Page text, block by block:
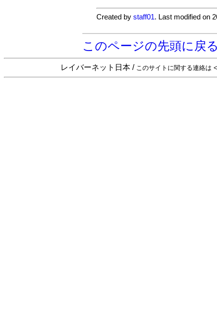
Created bystaff01. Last modified on
このページの先頭に戻
レイバーネット日本 / このサイトに関する連絡は